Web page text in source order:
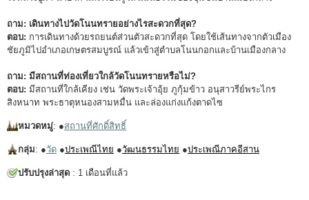
ถาม: เดินทางไปวัดโนนทรายอย่างไรสะดวกที่สุด?
ตอบ: การเดินทางด้วยรถยนต์ส่วนตัวสะดวกที่สุด โดยใช้เส้นทางจากตัวเมือง
ชัยภูมิไปอำเภอเกษตรสมบูรณ์ แล้วเข้าสู่ตำบลโนนกอกและบ้านเมืองกลาง
ถาม: มีสถานที่ท่องเที่ยวใกล้วัดโนนทรายหรือไม่?
ตอบ: มีสถานที่ใกล้เคียง เช่น วัดพระเจ้าอุ้ย ภูกุ้มข้าว อนุสาวรีย์พระไกร
สิงหนาท พระธาตุหนองสามหมื่น และล่องแก่งแก้งตาดไซ
หมวดหมู่: ●สถานที่ศักดิ์สิทธิ์
กลุ่ม: ●วัด ●ประเพณีไทย ●วัฒนธรรมไทย ●ประเพณีภาคอีสาน
ปรับปรุงล่าสุด : 1 เดือนที่แล้ว